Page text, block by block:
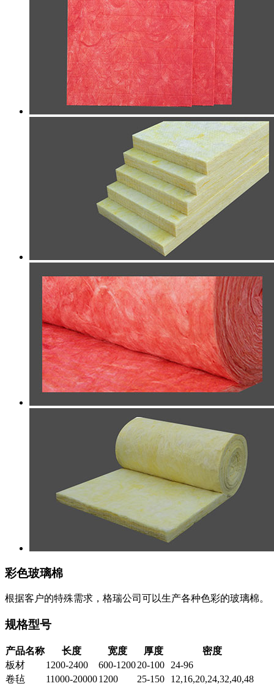
彩色玻璃棉
根据客户的特殊需求，格瑞公司可以生产各种色彩的玻璃棉。
规格型号
产品名称 长度 宽度 厚度
密度
板材
1200-2400 600-120020-100
24-96
卷毡
11000-200001200 25-150 12,16,20,24,32,40,48